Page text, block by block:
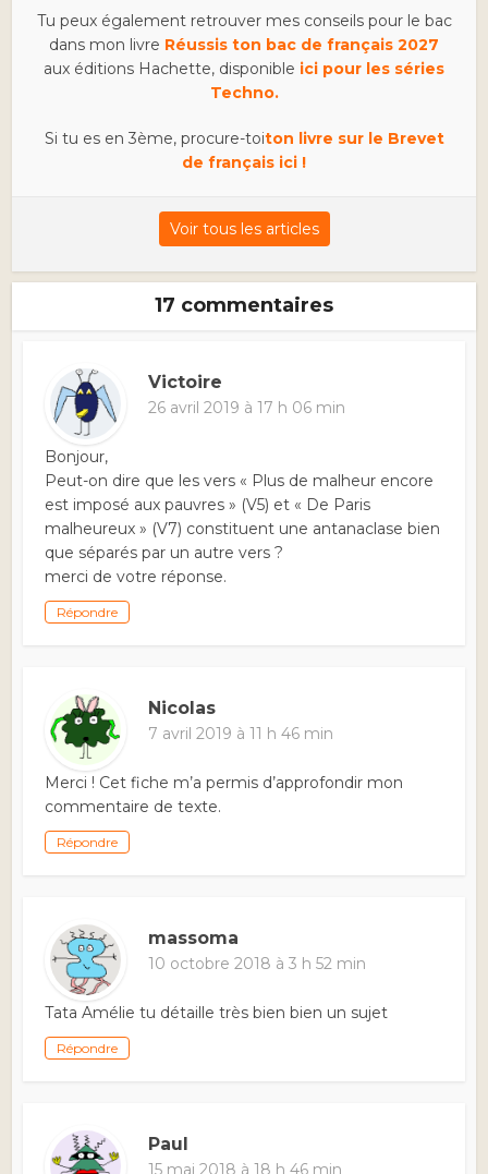
Tu peux également retrouver mes conseils pour le bac
dans mon livre Réussis ton bac de français 2027
aux éditions Hachette, disponible ici pour les séries
Techno.
Si tu es en 3ème, procure-toiton livre sur le Brevet
de français ici !
Voir tous les articles
17 commentaires
Victoire
26 avril 2019 à 17 h 06 min
Bonjour,
Peut-on dire que les vers « Plus de malheur encore
est imposé aux pauvres » (V5) et « De Paris
malheureux » (V7) constituent une antanaclase bien
que séparés par un autre vers ?
merci de votre réponse.
Répondre
Nicolas
7 avril 2019 à 11 h 46 min
Merci ! Cet fiche m’a permis d’approfondir mon
commentaire de texte.
Répondre
massoma
10 octobre 2018 à 3 h 52 min
Tata Amélie tu détaille très bien bien un sujet
Répondre
Paul
15 mai 2018 à 18 h 46 min